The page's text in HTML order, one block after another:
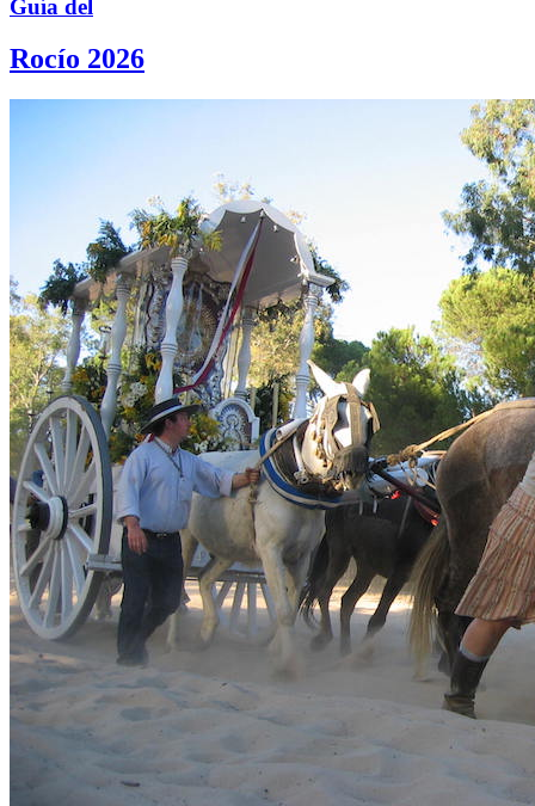
Guía del
Rocío 2026